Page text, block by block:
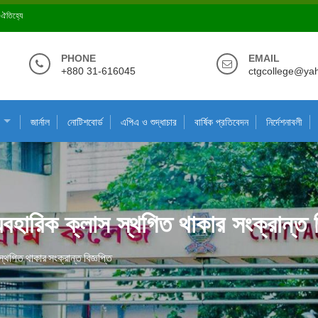
ঐতিহ্যে
PHONE
+880 31-616045
EMAIL
জার্নাল নোটিশবোর্ড এপিএ ও শুদ্ধাচার বার্ষিক প্রতিবেদন নির্দেশনাবলী
ক্লাস স্থগিত থাকার সংক্রান্ত
থাকার সংক্রান্ত বিজ্ঞপ্তি